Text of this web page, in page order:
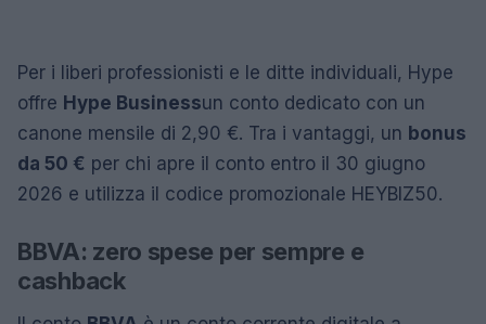
Per i liberi professionisti e le ditte individuali, Hype
offre Hype Businessun conto dedicato con un
canone mensile di 2,90 €. Tra i vantaggi, un bonus
da 50 € per chi apre il conto entro il 30 giugno
2026 e utilizza il codice promozionale HEYBIZ50.
BBVA: zero spese per sempre e
cashback